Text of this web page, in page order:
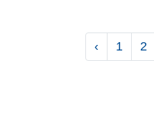
‹ 1 2